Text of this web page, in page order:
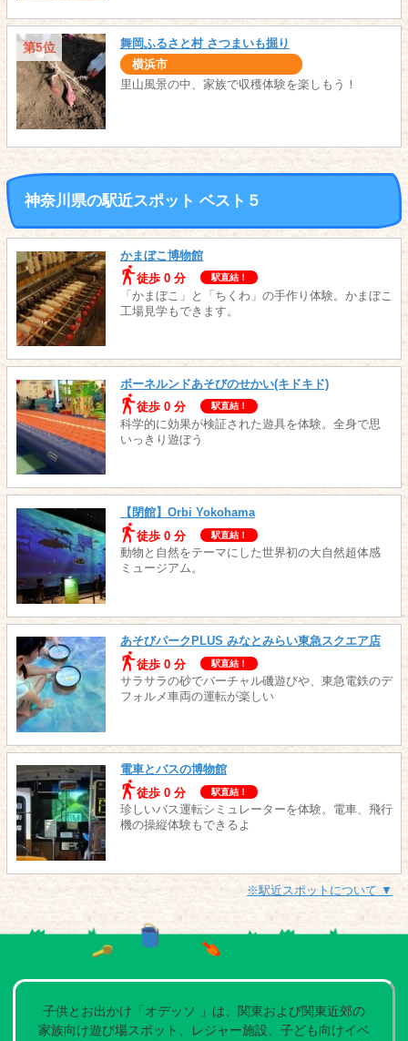
第5位 舞岡ふるさと村 さつまいも掘り
横浜市
里山風景の中、家族で収穫体験を楽しもう！
神奈川県の駅近スポット ベスト５
かまぼこ博物館
徒歩 0 分
駅直結！
「かまぼこ」と「ちくわ」の手作り体験。かまぼこ
工場見学もできます。
ボーネルンドあそびのせかい(キドキド)
徒歩 0 分
駅直結！
科学的に効果が検証された遊具を体験。全身で思
いっきり遊ぼう
【閉館】Orbi Yokohama
徒歩 0 分
駅直結！
動物と自然をテーマにした世界初の大自然超体感
ミュージアム。
あそびパークPLUS みなとみらい東急スクエア店
徒歩 0 分
駅直結！
サラサラの砂でバーチャル磯遊びや、東急電鉄のデ
フォルメ車両の運転が楽しい
電車とバスの博物館
徒歩 0 分
駅直結！
珍しいバス運転シミュレーターを体験。電車、飛行
機の操縦体験もできるよ
※駅近スポットについて ▼
子供とお出かけ「オデッソ 」は、関東および関東近郊の
家族向け遊び場スポット、レジャー施設、子ども向けイベ